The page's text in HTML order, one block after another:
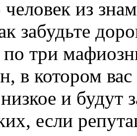
человек из
забудьте
по три
в котором
и будут
если